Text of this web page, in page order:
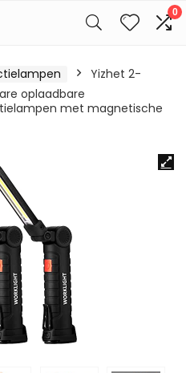
0
Yizhet 2-
oplaadbare
met magnetische